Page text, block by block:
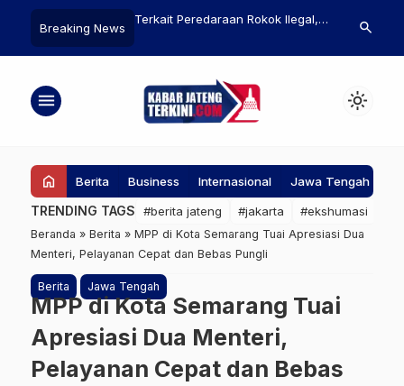
Breaking News
Ada Dua Rombel
Terkait Peredaraan Rokok Ilegal,
Ditertibkan Bea Cukai Tegal
Prabowo
Sumbar, dan
search
menu light_mode
home Berita Business Internasional Jawa Tengah
TRENDING TAGS #berita jateng #jakarta #ekshumasi
Beranda » Berita » MPP di Kota Semarang Tuai Apresiasi Dua
Menteri, Pelayanan Cepat dan Bebas Pungli
Berita Jawa Tengah
MPP di Kota Semarang Tuai
Apresiasi Dua Menteri,
Pelayanan Cepat dan Bebas